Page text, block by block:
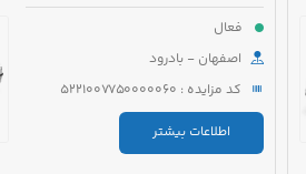
فعال
اصفهان - بادرود
کد مزایده : 5221007750000060
اطلاعات بیشتر